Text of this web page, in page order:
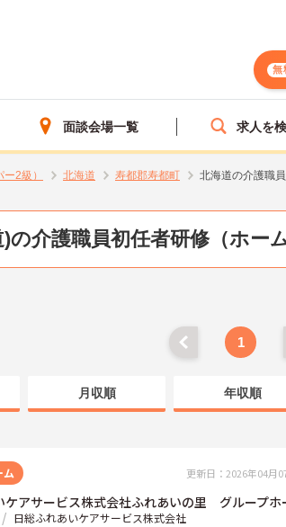
無
面談会場一覧 求人を
2級） 北海道 寿都郡寿都町 北海道の介護職
の介護職員初任者研修（ホー
1
月収順 年収順
ム 更新日：2026年04月
ケアサービス株式会社ふれあいの里 グループホ
日総ふれあいケアサービス株式会社